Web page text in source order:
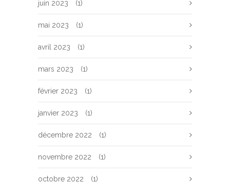
juin 2023 (1)
mai 2023 (1)
avril 2023 (1)
mars 2023 (1)
février 2023 (1)
janvier 2023 (1)
décembre 2022 (1)
novembre 2022 (1)
octobre 2022 (1)